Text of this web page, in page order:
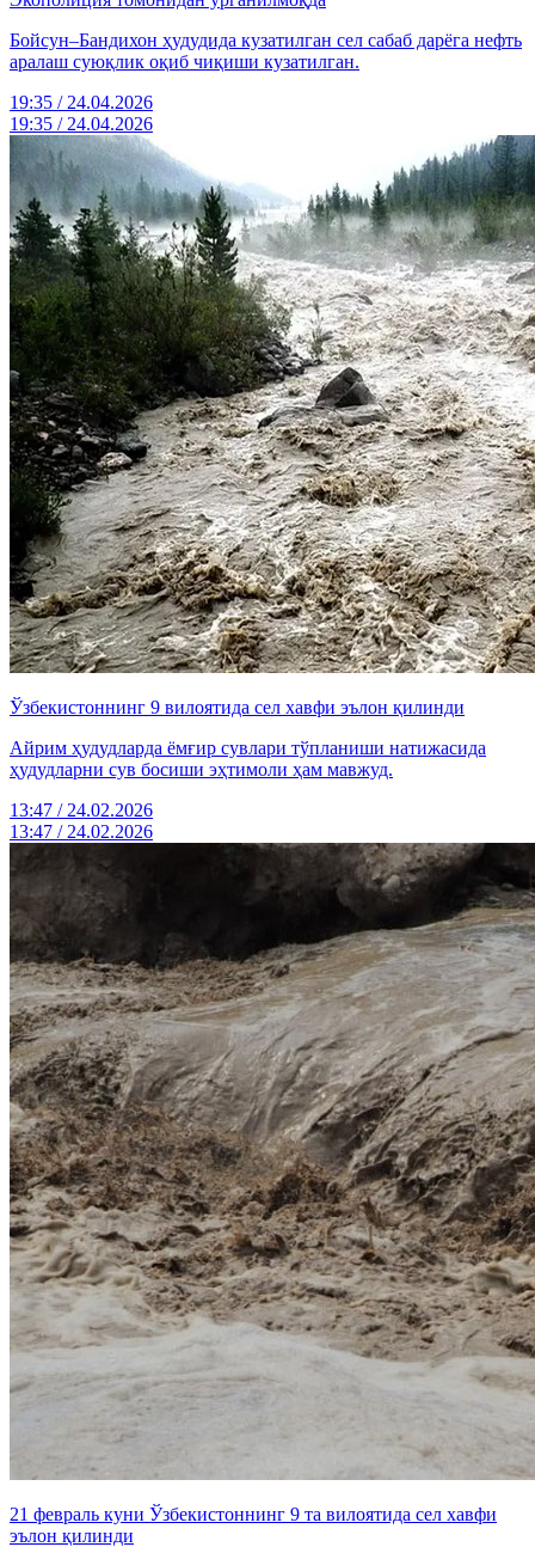
Бойсун–Бандихон ҳудудида кузатилган сел сабаб дарёга нефть
аралаш суюқлик оқиб чиқиши кузатилган.
19:35 / 24.04.2026
19:35 / 24.04.2026
Ўзбекистоннинг 9 вилоятида сел хавфи эълон қилинди
Айрим ҳудудларда ёмғир сувлари тўпланиши натижасида
ҳудудларни сув босиши эҳтимоли ҳам мавжуд.
13:47 / 24.02.2026
13:47 / 24.02.2026
21 февраль куни Ўзбекистоннинг 9 та вилоятида сел хавфи
эълон қилинди